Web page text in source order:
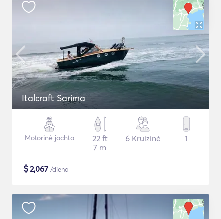
Italcraft Sarima
Motorinė jachta
22 ft
7 m
6 Kruizinė 1
$2,067 /diena